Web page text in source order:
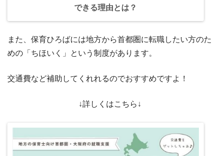
できる理由とは？
また、保育ひろばには地方から首都圏に転職したい方のた
めの「ちほいく」という制度があります。
交通費など補助してくれれるのでおすすめですよ！
↓詳しくはこちら↓